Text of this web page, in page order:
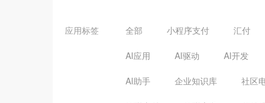
应用标签 全部 小程序支付 汇付
AI应用 AI驱动 AI开发
AI助手 企业知识库 社区